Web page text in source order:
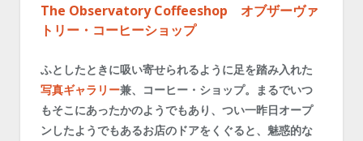
The Observatory Coffeeshop オブザーヴァ
トリー・コーヒーショップ
ふとしたときに吸い寄せられるように足を踏み入れた
写真ギャラリー兼、コーヒー・ショップ。まるでいつ
もそこにあったかのようでもあり、つい一昨日オープ
ンしたようでもあるお店のドアをくぐると、魅惑的な